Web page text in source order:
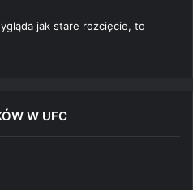
jak stare rozcięcie, to
W UFC